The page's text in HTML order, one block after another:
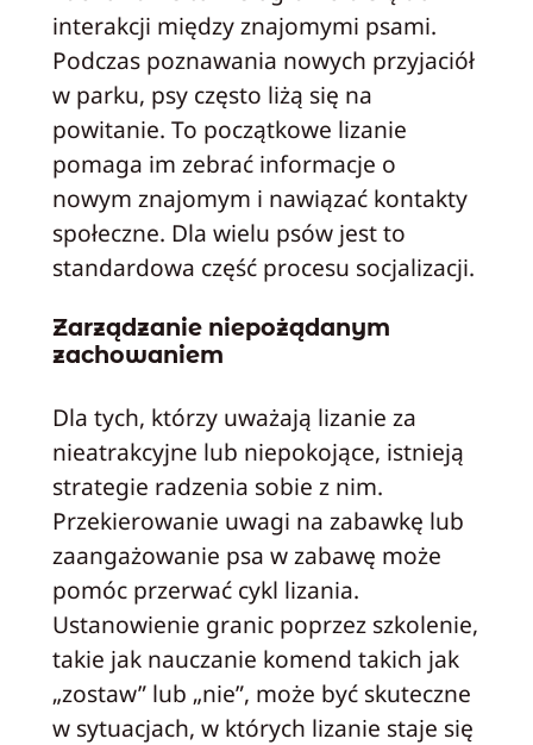
interakcji między znajomymi psami.
Podczas poznawania nowych przyjaciół
w parku, psy często liżą się na
powitanie. To początkowe lizanie
pomaga im zebrać informacje o
nowym znajomym i nawiązać kontakty
społeczne. Dla wielu psów jest to
standardowa część procesu socjalizacji.
Zarządzanie niepożądanym
zachowaniem
Dla tych, którzy uważają lizanie za
nieatrakcyjne lub niepokojące, istnieją
strategie radzenia sobie z nim.
Przekierowanie uwagi na zabawkę lub
zaangażowanie psa w zabawę może
pomóc przerwać cykl lizania.
Ustanowienie granic poprzez szkolenie,
takie jak nauczanie komend takich jak
„zostaw” lub „nie”, może być skuteczne
w sytuacjach, w których lizanie staje się